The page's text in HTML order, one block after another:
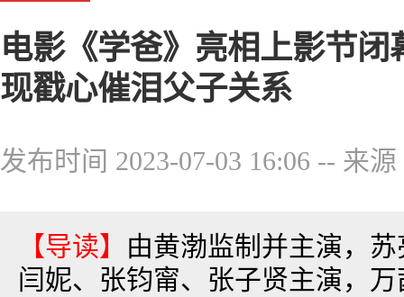
电影《学爸》亮相上影节
现戳心催泪父子关系
发布时间 2023-07-03 16:06 -- 来
【导读】 由黄渤监制并主演，
闫妮、张钧甯、张子贤主演，